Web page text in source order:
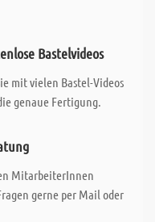
Bastelvideos
mit vielen Bastel-Videos
genaue Fertigung.
MitarbeiterInnen
gerne per Mail oder